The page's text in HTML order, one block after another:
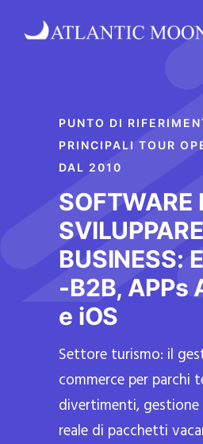
PUNTO DI
PRINCIPALI TOUR
DAL 2010
SOFTWARE
BUSINESS:
-B2B, APPs
e iOS
Settore turismo: il
commerce per parchi
divertimenti,
reale di pacchetti